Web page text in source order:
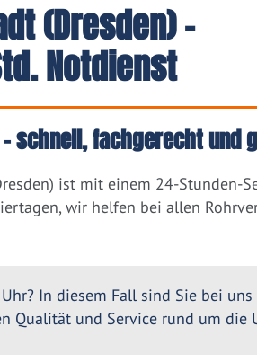
(Dresden) -
Notdienst
schnell, fachgerecht und
ist mit einem 24-Stunden-
wir helfen bei allen
In diesem Fall sind Sie bei
Qualität und Service rund um die